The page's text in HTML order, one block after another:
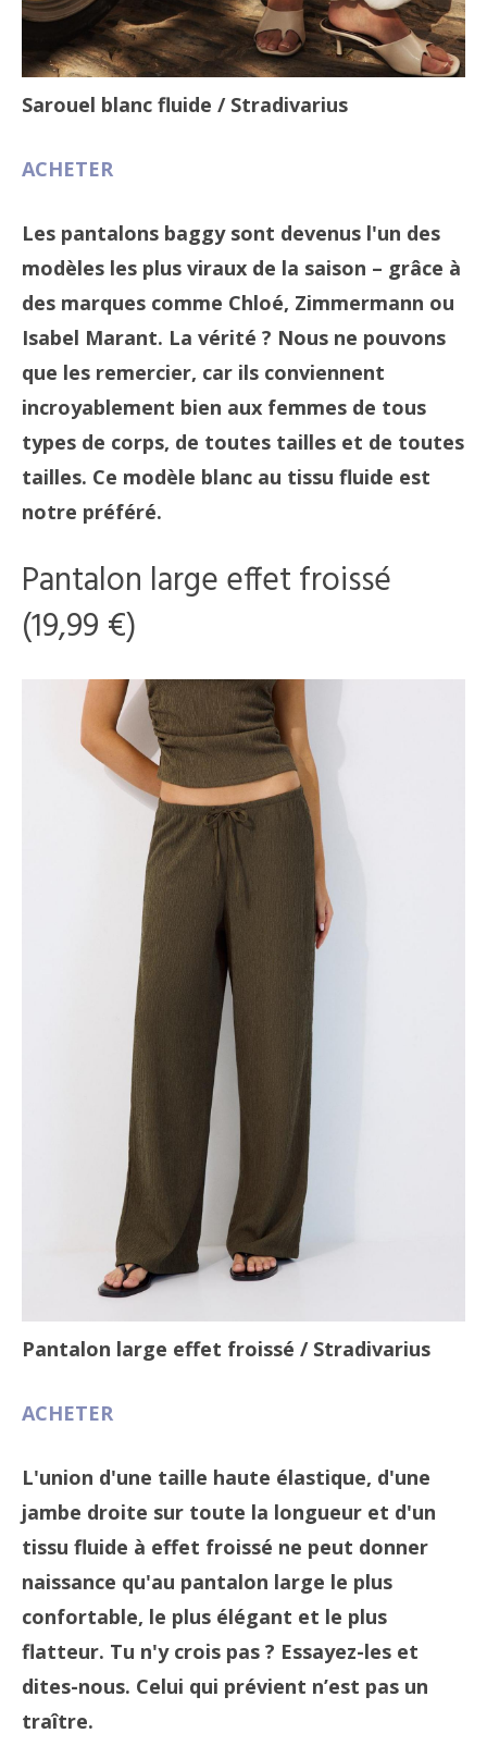
Sarouel blanc fluide / Stradivarius
ACHETER
Les pantalons baggy sont devenus l'un des
modèles les plus viraux de la saison – grâce à
des marques comme Chloé, Zimmermann ou
Isabel Marant. La vérité ? Nous ne pouvons
que les remercier, car ils conviennent
incroyablement bien aux femmes de tous
types de corps, de toutes tailles et de toutes
tailles. Ce modèle blanc au tissu fluide est
notre préféré.
Pantalon large effet froissé
(19,99 €)
Pantalon large effet froissé / Stradivarius
ACHETER
L'union d'une taille haute élastique, d'une
jambe droite sur toute la longueur et d'un
tissu fluide à effet froissé ne peut donner
naissance qu'au pantalon large le plus
confortable, le plus élégant et le plus
flatteur. Tu n'y crois pas ? Essayez-les et
dites-nous. Celui qui prévient n’est pas un
traître.